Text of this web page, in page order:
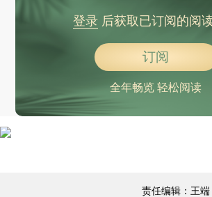
登录后获取已订阅的阅
订阅
全年畅览 轻松阅读
责任编辑：王